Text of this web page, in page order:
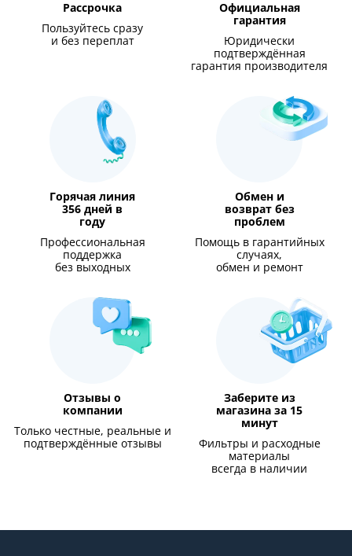
Рассрочка
Пользуйтесь сразу
и без переплат
Официальная
гарантия
Юридически
подтверждённая
гарантия производителя
Горячая линия
356 дней в
году
Профессиональная
поддержка
без выходных
Обмен и
возврат без
проблем
Помощь в гарантийных
случаях,
обмен и ремонт
Отзывы о
компании
Только честные, реальные и
подтверждённые отзывы
Заберите из
магазина за 15
минут
Фильтры и расходные
материалы
всегда в наличии